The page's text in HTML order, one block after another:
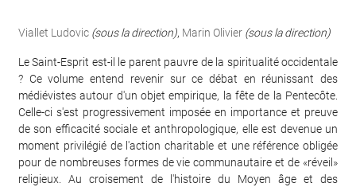
Viallet Ludovic (sous la direction), Marin Olivier (sous la direction)
Le Saint-Esprit est-il le parent pauvre de la spiritualité occidentale
? Ce volume entend revenir sur ce débat en réunissant des
médiévistes autour d'un objet empirique, la fête de la Pentecôte.
Celle-ci s'est progressivement imposée en importance et preuve
de son efficacité sociale et anthropologique, elle est devenue un
moment privilégié de l'action charitable et une référence obligée
pour de nombreuses formes de vie communautaire et de «réveil»
religieux. Au croisement de l'histoire du Moyen âge et des